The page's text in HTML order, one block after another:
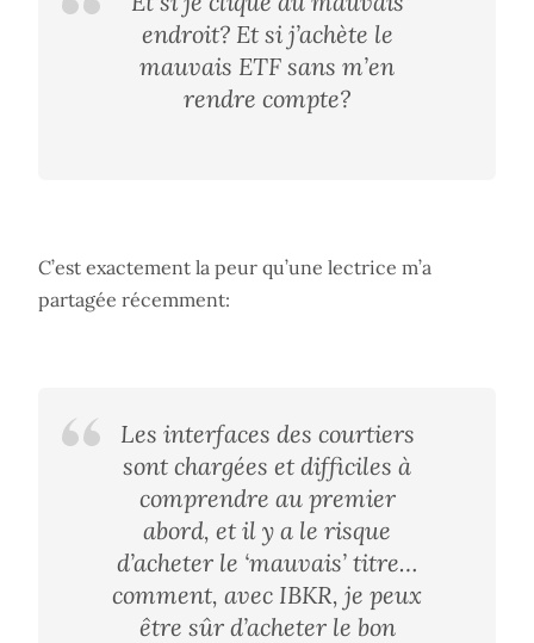
endroit? Et si j’achète le
mauvais ETF sans m’en
rendre compte?
C’est exactement la peur qu’une lectrice m’a
partagée récemment:
Les interfaces des courtiers
sont chargées et difficiles à
comprendre au premier
abord, et il y a le risque
d’acheter le ‘mauvais’ titre…
comment, avec IBKR, je peux
être sûr d’acheter le bon